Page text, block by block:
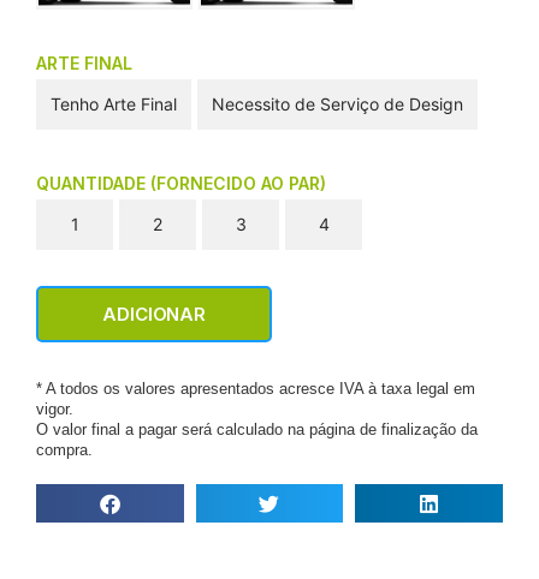
ARTE FINAL
Tenho Arte Final
Necessito de Serviço de Design
QUANTIDADE (FORNECIDO AO PAR)
1
2 3 4
ADICIONAR
* A todos os valores apresentados acresce IVA à taxa legal em
vigor.
O valor final a pagar será calculado na página de finalização da
compra.